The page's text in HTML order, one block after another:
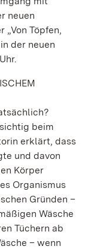
neuen
„Von Töpfen,
der neuen
beim
erklärt, dass
und davon
Körper
Organismus
Gründen –
Wäsche
Tüchern ab
– wenn